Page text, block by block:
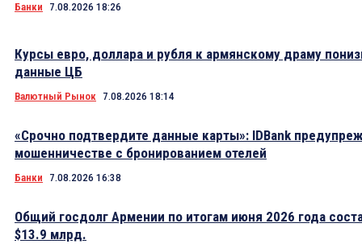
Банки 7.08.2026 18:26
Курсы евро, доллара и рубля к армянскому драму
данные ЦБ
Валютный Рынок 7.08.2026 18:14
«Срочно подтвердите данные карты»: IDBank
мошенничестве с бронированием отелей
Банки 7.08.2026 16:38
Общий госдолг Армении по итогам июня 2026 года
$13.9 млрд.